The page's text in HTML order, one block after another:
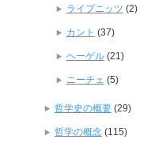
ライプニッツ (2)
カント (37)
ヘーゲル(21)
ニーチェ (5)
哲学史の概要(29)
哲学の概念(115)